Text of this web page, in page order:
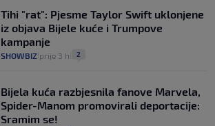
Tihi "rat": Pjesme Taylor Swift uklonjene
iz objava Bijele kuće i Trumpove
kampanje
SHOWBIZ prije 3 h 2
Bijela kuća razbjesnila fanove Marvela,
Spider-Manom promovirali deportacije:
Sramim se!